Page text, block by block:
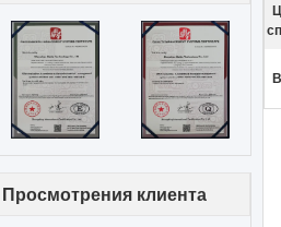
Просмотрения клиента